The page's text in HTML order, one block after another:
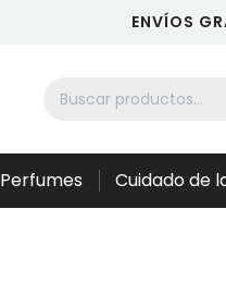
ENVÍOS
Perfumes Cuidado de